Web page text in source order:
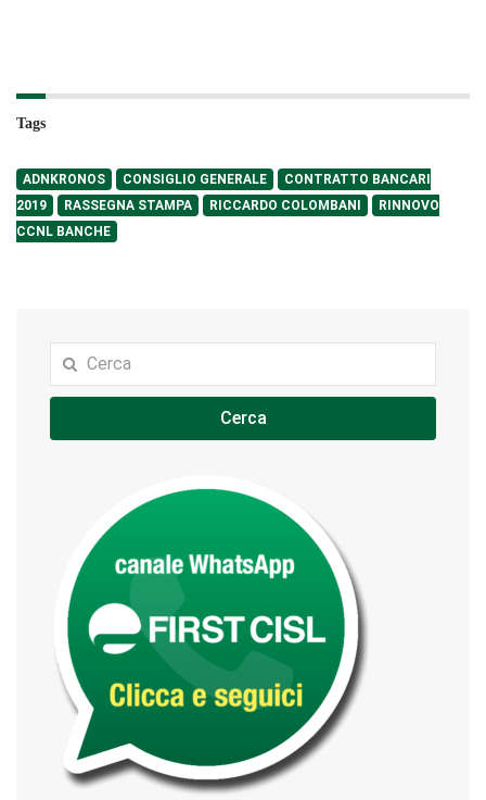
Tags
ADNKRONOS CONSIGLIO GENERALE
CONTRATTO BANCARI
2019
RASSEGNA STAMPA RICCARDO COLOMBANI
RINNOVO
CCNL BANCHE
Cerca